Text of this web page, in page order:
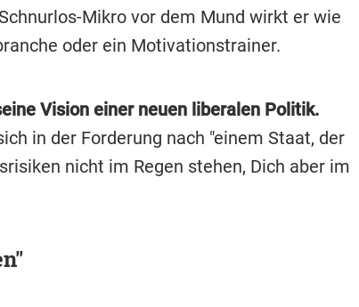
Mikro vor dem Mund wirkt er wie
oder ein Motivationstrainer.
Vision einer neuen liberalen Politik.
in der Forderung nach "einem Staat, der
nicht im Regen stehen, Dich aber im